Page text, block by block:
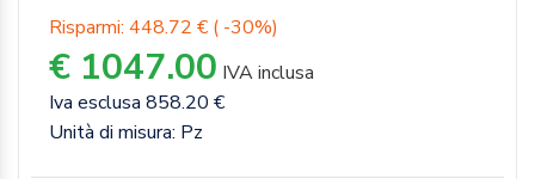
Risparmi: 448.72 € ( -30%)
€ 1047.00 IVA inclusa
Iva esclusa 858.20 €
Unità di misura: Pz